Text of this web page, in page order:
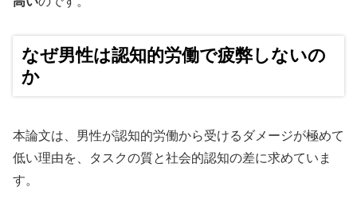
なぜ男性は認知的労働で疲弊しないの
か
本論文は、男性が認知的労働から受けるダメージが極めて
低い理由を、タスクの質と社会的認知の差に求めていま
す。